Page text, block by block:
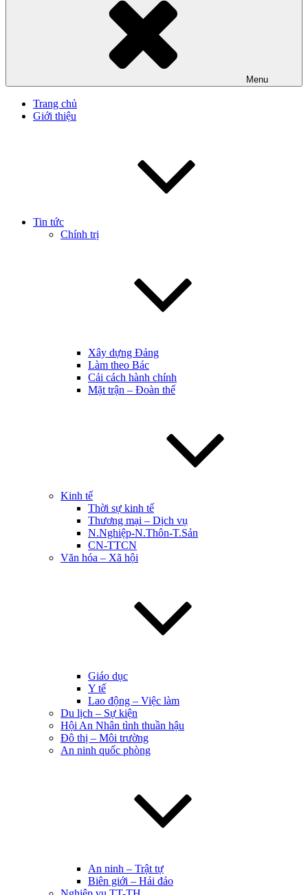
Menu
Trang chủ
Giới thiệu
Tin tức
Chính trị
Xây dựng Đảng
Làm theo Bác
Cải cách hành chính
Mặt trận – Đoàn thể
Kinh tế
Thời sự kinh tế
Thương mại – Dịch vụ
N.Nghiệp-N.Thôn-T.Sản
CN-TTCN
Văn hóa – Xã hội
Giáo dục
Y tế
Lao động – Việc làm
Du lịch – Sự kiện
Hội An Nhân tình thuần hậu
Đô thị – Môi trường
An ninh quốc phòng
An ninh – Trật tự
Biên giới – Hải đảo